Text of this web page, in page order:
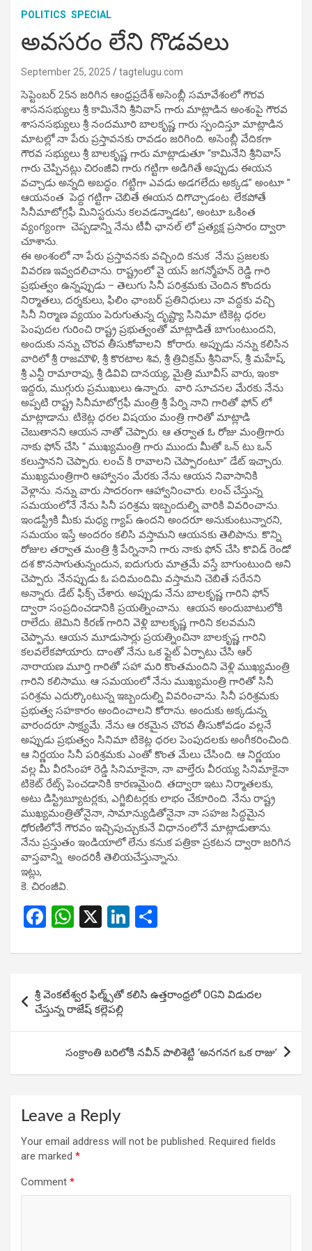
POLITICS SPECIAL
అవసరం లేని గొడవలు
September 25, 2025 tagtelugu.com
సెప్టెంబర్ 25న జరిగిన ఆంధ్రప్రదేశ్ అసెంబ్లీ సమావేశంలో గౌరవ
శాసనసభ్యులు శ్రీ కామినేని శ్రీనివాస్ గారు మాట్లాడిన అంశంపై గౌరవ
శాసనసభ్యులు శ్రీ నందమూరి బాలకృష్ణ గారు స్పందిస్తూ మాట్లాడిన
మాటల్లో నా పేరు ప్రస్తావనకు రావడం జరిగింది. అసెంబ్లీ వేదికగా
గౌరవ సభ్యులు శ్రీ బాలకృష్ణ గారు మాట్లాడుతూ “కామినేని శ్రీనివాస్
గారు చెప్పినట్లు చిరంజీవి గారు గట్టిగా అడిగితే అప్పుడు ఈయన
వచ్చాడు అన్నది అబద్ధం. గట్టిగా ఎవడు అడగలేదు అక్కడ” అంటూ ”
ఆయనంత పెద్ద గట్టిగా చెబితే ఈయన దిగొచ్చాడంట. లేకపోతే
సినీమాటోగ్రఫీ మినిస్టరును కలవడన్నాడట”, అంటూ ఒకింత
వ్యంగ్యంగా చెప్పడాన్ని నేను టీవీ ఛానల్ లో ప్రత్యక్ష ప్రసారం ద్వారా
చూశాను.
ఈ అంశంలో నా పేరు ప్రస్తావనకు వచ్చింది కనుక నేను ప్రజలకు
వివరణ ఇవ్వదలిచాను. రాష్ట్రంలో వై యస్ జగన్మోహన్ రెడ్డి గారి
ప్రభుత్వం ఉన్నప్పుడు – తెలుగు సినీ పరిశ్రమకు చెందిన కొందరు
నిర్మాతలు, దర్శకులు, ఫిలిం ఛాంబర్ ప్రతినిధులు నా వద్దకు వచ్చి
సినీ నిర్మాణ వ్యయం పెరుగుతున్న దృష్ట్యా సినిమా టికెట్ల ధరల
పెంపుదల గురించి రాష్ట్ర ప్రభుత్వంతో మాట్లాడితే బాగుంటుందని,
అందుకు నన్ను చొరవ తీసుకోవాలని కోరారు. అప్పుడు నన్ను కలిసిన
వారిలో శ్రీ రాజమౌళి, శ్రీ కొరటాల శివ, శ్రీ త్రివిక్రమ్ శ్రీనివాస్, శ్రీ మహేష్,
శ్రీ ఎన్టీ రామారావు, శ్రీ డివివి దానయ్య, మైత్రి మూవీస్ వారు, ఇంకా
ఇద్దరు, ముగ్గురు ప్రముఖులు ఉన్నారు. వారి సూచనల మేరకు నేను
అప్పటి రాష్ట్ర సినీమాటోగ్రఫీ మంత్రి శ్రీ పేర్ని నాని గారితో ఫోన్ లో
మాట్లాడాను. టికెట్ల ధరల విషయం మంత్రి గారితో మాట్లాడి
చెబుతానని ఆయన నాతో చెప్పారు. ఆ తర్వాత ఓ రోజు మంత్రిగారు
నాకు ఫోన్ చేసి “ ముఖ్యమంత్రి గారు ముందు మీతో ఒన్ టు ఒన్
కలుస్తానని చెప్పారు. లంచ్ కి రావాలని చెప్పారంటూ” డేట్ ఇచ్చారు.
ముఖ్యమంత్రిగారి ఆహ్వానం మేరకు నేను ఆయన నివాసానికి
వెళ్లాను. నన్ను వారు సాదరంగా ఆహ్వానించారు. లంచ్ చేస్తున్న
సమయంలోనే నేను సినీ పరిశ్రమ ఇబ్బందుల్ని వారికి వివరించాను.
ఇండస్ట్రీకి మీకు మధ్య గ్యాప్ ఉందని అందరూ అనుకుంటున్నారని,
సమయం ఇస్తే అందరం కలిసి వస్తామని ఆయనకు తెలిపాను. కొన్ని
రోజుల తర్వాత మంత్రి శ్రీ పేర్నినాని గారు నాకు ఫోన్ చేసి కొవిడ్ రెండో
దశ కొనసాగుతున్నందున, ఐదుగురు మాత్రమే వస్తే బాగుంటుంది అని
చెప్పారు. నేనప్పుడు ఓ పదిమందిమి వస్తామని చెబితే సరేనని
అన్నారు. డేట్ ఫిక్స్ చేశారు. అప్పుడు నేను బాలకృష్ణ గారిని ఫోన్
ద్వారా సంప్రదించడానికి ప్రయత్నించాను. ఆయన అందుబాటులోకి
రాలేదు. జెమిని కిరణ్ గారిని వెళ్లి బాలకృష్ణ గారిని కలవమని
చెప్పాను. ఆయన మూడుసార్లు ప్రయత్నించినా బాలకృష్ణ గారిని
కలవలేకపోయారు. దాంతో నేను ఒక ఫ్లైట్ ఏర్పాటు చేసి ఆర్
నారాయణ మూర్తి గారితో సహా మరి కొంతమందిని వెళ్లి ముఖ్యమంత్రి
గారిని కలిసాము. ఆ సమయంలో నేను ముఖ్యమంత్రి గారితో సినీ
పరిశ్రమ ఎదుర్కొంటున్న ఇబ్బందుల్ని వివరించాను. సినీ పరిశ్రమకు
ప్రభుత్వ సహకారం అందించాలని కోరాను. అందుకు అక్కడున్న
వారందరూ సాక్ష్యమే. నేను ఆ రకమైన చొరవ తీసుకోవడం వల్లనే
అప్పుడు ప్రభుత్వం సినిమా టికెట్ల ధరల పెంపుదలకు అంగీకరించింది.
ఆ నిర్ణయం సినీ పరిశ్రమకు ఎంతో కొంత మేలు చేసింది. ఆ నిర్ణయం
వల్ల మీ వీరసింహా రెడ్డి సినిమాకైనా, నా వాల్తేరు వీరయ్య సినిమాకైనా
టికెట్ రేట్స్ పెంచడానికి కారణమైంది. తద్వారా ఇటు నిర్మాతలకు,
అటు డిస్ట్రిబ్యూటర్లకు, ఎగ్జిబిటర్లకు లాభం చేకూరింది. నేను రాష్ట్ర
ముఖ్యమంత్రితోనైనా, సామాన్యుడితోనైనా నా సహజ సిద్ధమైన
ధోరణిలోనే గౌరవం ఇచ్చిపుచ్చుకునే విధానంలోనే మాట్లాడుతాను.
నేను ప్రస్తుతం ఇండియాలో లేను కనుక పత్రికా ప్రకటన ద్వారా జరిగిన
వాస్తవాన్ని అందరికీ తెలియచేస్తున్నాను.
ఇట్లు,
కె. చిరంజీవి.
F
ce
b
o
o
W
at
s
A
p
p
X
Li
ke
dI
n
ar
e
navigation
శ్రీ వెంకటేశ్వర ఫిల్మ్స్‌తో కలిసి ఉత్తరాంధ్రలో OGని విడుదల
చేస్తున్న రాజేష్ కల్లెపల్లి
సంక్రాంతి బరిలోకి నవీన్‌ పొలిశెట్టి ‘అనగనగ ఒక రాజు’
Leave a Reply
Your email address will not be published. Required fields
are marked *
Comment *